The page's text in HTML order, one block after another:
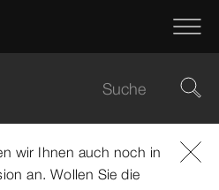
wir Ihnen auch noch in
an. Wollen Sie die
des Confluences